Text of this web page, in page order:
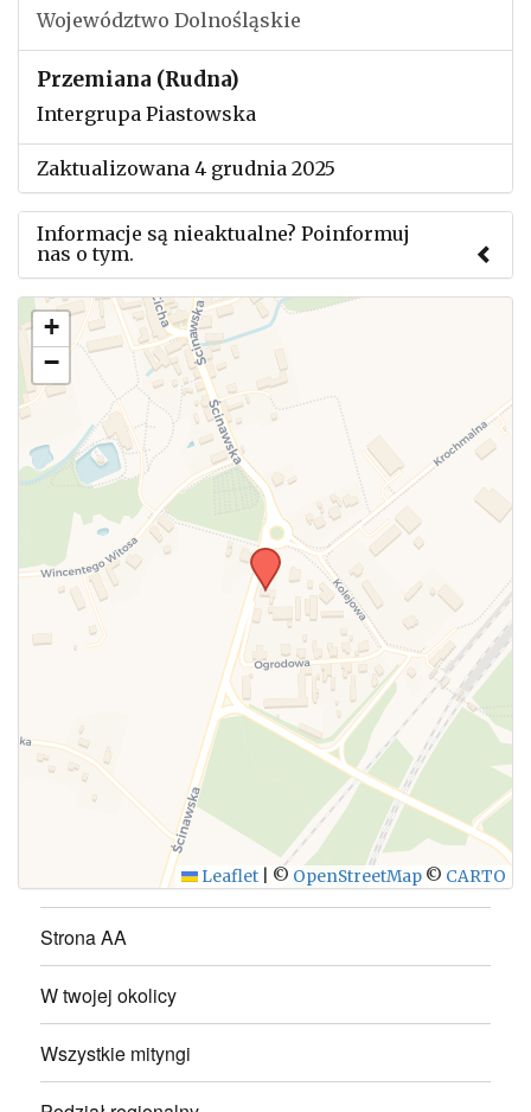
Województwo Dolnośląskie
Przemiana (Rudna)
Intergrupa Piastowska
Zaktualizowana 4 grudnia 2025
Informacje są nieaktualne? Poinformuj
nas o tym.
Użyj tego formularza aby przesłać informację o
zmianach w powyższym mityngu.
+
−
Leaflet © OpenStreetMap © CARTO
Strona AA
W twojej okolicy
Wszystkie mityngi